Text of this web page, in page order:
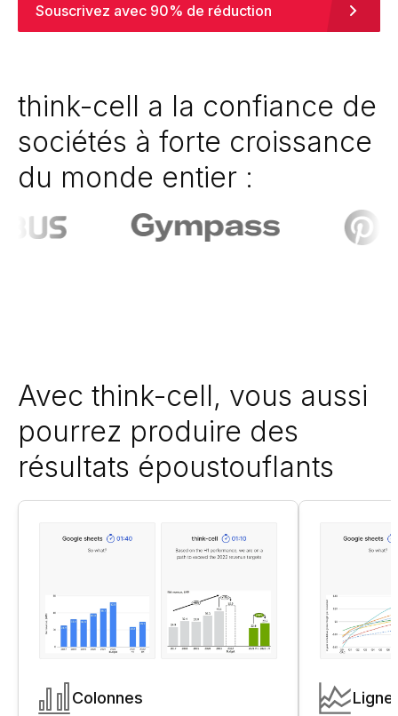
Souscrivez avec 90% de réduction
think-cell a la confiance de
sociétés à forte croissance
du monde entier :
Avec think-cell, vous aussi
pourrez produire des
résultats époustouflants
Colonnes